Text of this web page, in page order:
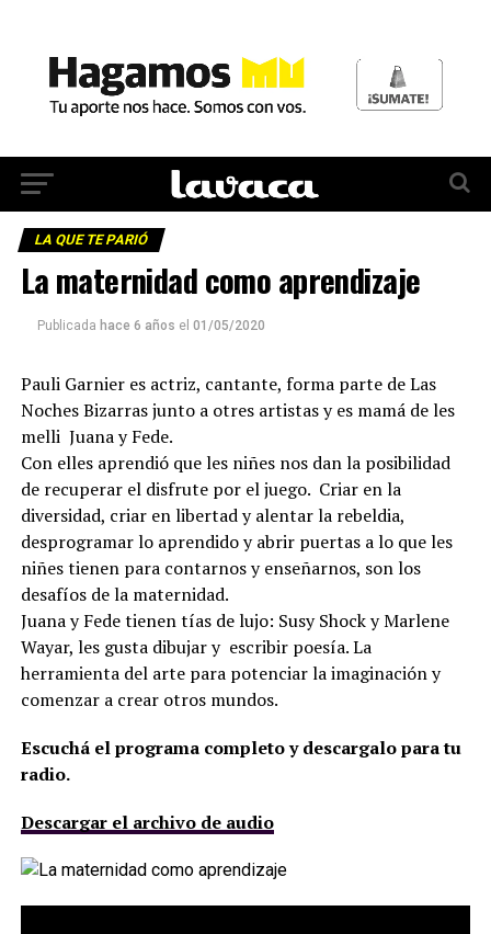
LA QUE TE PARIÓ
La maternidad como aprendizaje
Publicada hace 6 años el 01/05/2020
Pauli Garnier es actriz, cantante, forma parte de Las
Noches Bizarras junto a otres artistas y es mamá de les
melli Juana y Fede.
Con elles aprendió que les niñes nos dan la posibilidad
de recuperar el disfrute por el juego. Criar en la
diversidad, criar en libertad y alentar la rebeldia,
desprogramar lo aprendido y abrir puertas a lo que les
niñes tienen para contarnos y enseñarnos, son los
desafíos de la maternidad.
Juana y Fede tienen tías de lujo: Susy Shock y Marlene
Wayar, les gusta dibujar y escribir poesía. La
herramienta del arte para potenciar la imaginación y
comenzar a crear otros mundos.
Escuchá el programa completo y descargalo para tu
radio.
Descargar el archivo de audio